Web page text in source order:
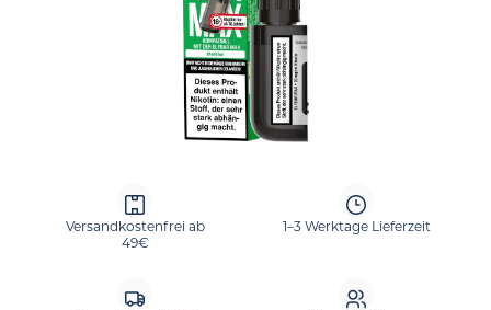
Versandkostenfrei ab
49€
1–3 Werktage Lieferzeit